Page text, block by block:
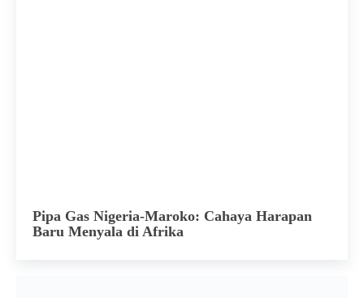
Pipa Gas Nigeria-Maroko: Cahaya Harapan
Baru Menyala di Afrika